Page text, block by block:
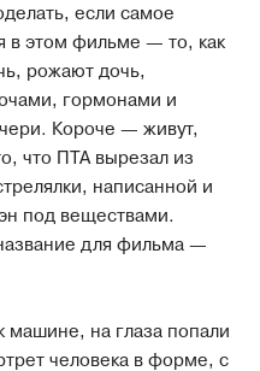
если самое
в этом фильме — то, как
рожают дочь,
гормонами и
Короче — живут,
что ПТА вырезал из
написанной и
под веществами.
для фильма —
машине, на глаза попали
человека в форме, с